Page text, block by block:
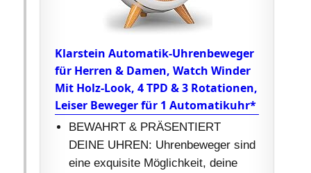
Klarstein Automatik-Uhrenbeweger
für Herren & Damen, Watch Winder
Mit Holz-Look, 4 TPD & 3 Rotationen,
Leiser Beweger für 1 Automatikuhr*
BEWAHRT & PRÄSENTIERT
DEINE UHREN: Uhrenbeweger sind
eine exquisite Möglichkeit, deine